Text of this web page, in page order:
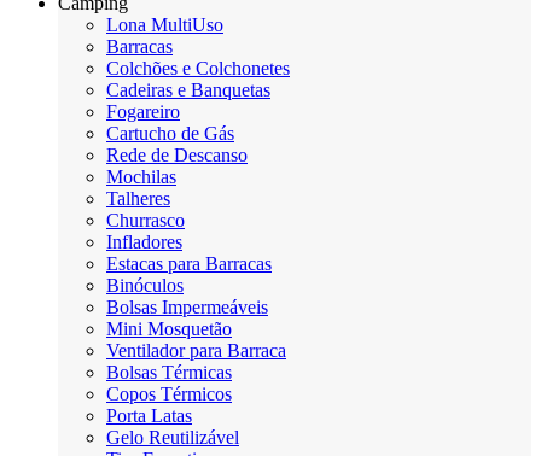
Lona MultiUso
Barracas
Colchões e Colchonetes
Cadeiras e Banquetas
Fogareiro
Cartucho de Gás
Rede de Descanso
Mochilas
Talheres
Churrasco
Infladores
Estacas para Barracas
Binóculos
Bolsas Impermeáveis
Mini Mosquetão
Ventilador para Barraca
Bolsas Térmicas
Copos Térmicos
Porta Latas
Gelo Reutilizável